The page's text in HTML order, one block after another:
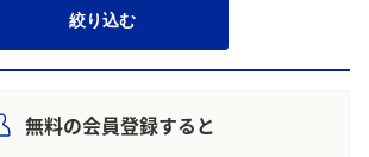
絞り込む
無料の会員登録すると